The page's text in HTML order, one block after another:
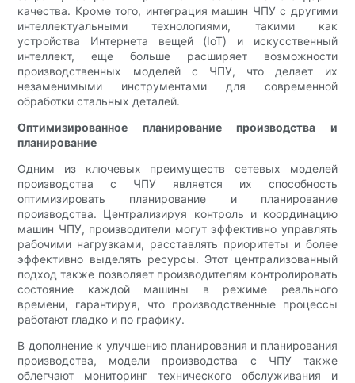
качества. Кроме того, интеграция машин ЧПУ с другими
интеллектуальными технологиями, такими как
устройства Интернета вещей (IoT) и искусственный
интеллект, еще больше расширяет возможности
производственных моделей с ЧПУ, что делает их
незаменимыми инструментами для современной
обработки стальных деталей.
Оптимизированное планирование производства и
планирование
Одним из ключевых преимуществ сетевых моделей
производства с ЧПУ является их способность
оптимизировать планирование и планирование
производства. Централизируя контроль и координацию
машин ЧПУ, производители могут эффективно управлять
рабочими нагрузками, расставлять приоритеты и более
эффективно выделять ресурсы. Этот централизованный
подход также позволяет производителям контролировать
состояние каждой машины в режиме реального
времени, гарантируя, что производственные процессы
работают гладко и по графику.
В дополнение к улучшению планирования и планирования
производства, модели производства с ЧПУ также
облегчают мониторинг технического обслуживания и